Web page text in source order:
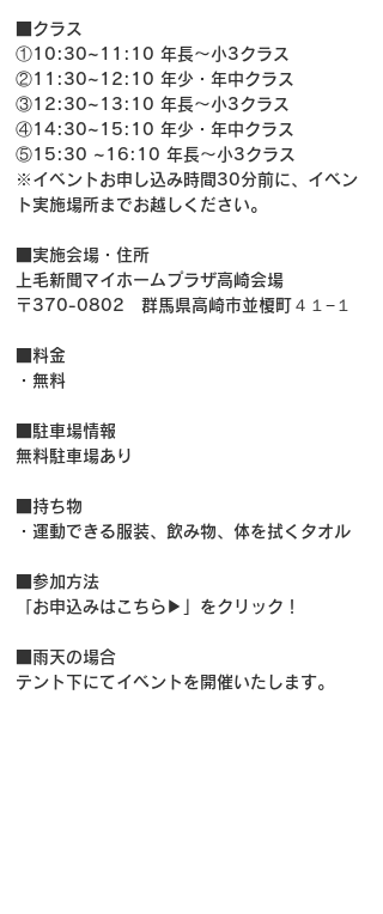
■クラス
①10:30~11:10 年長～小3クラス
②11:30~12:10 年少・年中クラス
③12:30~13:10 年長～小3クラス
④14:30~15:10 年少・年中クラス
⑤15:30 ~16:10 年長～小3クラス
※イベントお申し込み時間30分前に、イベン
ト実施場所までお越しください。
■実施会場・住所
上毛新聞マイホームプラザ高崎会場
〒370-0802　群馬県高崎市並榎町４１−１
■料金
・無料
■駐車場情報
無料駐車場あり
■持ち物
・運動できる服装、飲み物、体を拭くタオル
■参加方法
「お申込みはこちら▶」をクリック！
■雨天の場合
テント下にてイベントを開催いたします。